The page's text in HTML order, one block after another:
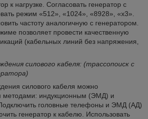
к нагрузке. Согласовать генератор с
режим «512», «1024», «8928», «х3».
частоту аналогичную с генератором.
позволяет провести качественную
(кабельных линий без напряжения,
силового кабеля: (трассопоиск с
силового кабеля можно
методами: индукционным (ЭМД) и
головные телефоны и ЭМД (АД)
генератор к кабелю. Использовать